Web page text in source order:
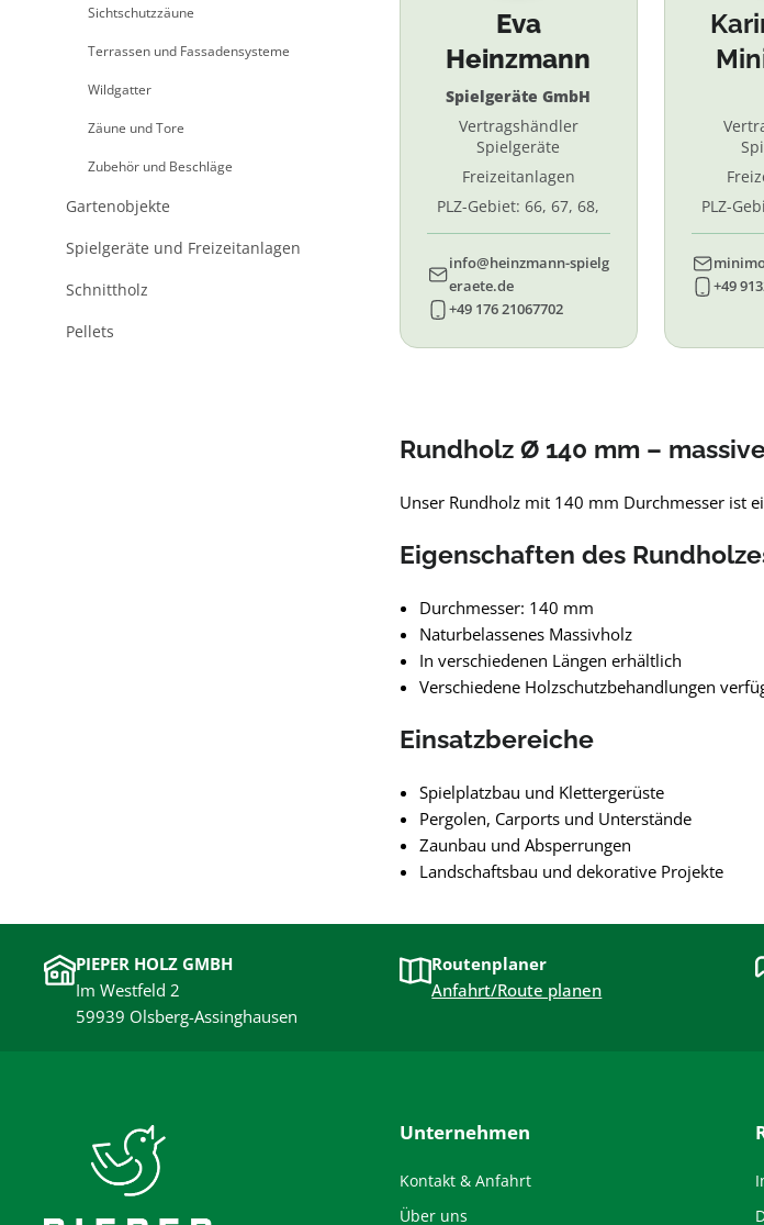
Sichtschutzzäune
Terrassen und Fassadensysteme
Wildgatter
Zäune und Tore
Zubehör und Beschläge
Gartenobjekte
Spielgeräte und Freizeitanlagen
Schnittholz
Pellets
Eva
Heinzmann
Spielgeräte GmbH
Vertragshändler
Spielgeräte
Freizeitanlagen
PLZ-Gebiet: 66, 67, 68,
info@heinzmann-spielg
eraete.de
+49 176 21067702
PLZ-
+49
Rundholz Ø 140 mm –
Unser Rundholz mit 140 mm Durchmesser ist
Eigenschaften des
Durchmesser: 140 mm
Naturbelassenes Massivholz
In verschiedenen Längen erhältlich
Verschiedene Holzschutzbehandlungen
Einsatzbereiche
Spielplatzbau und Klettergerüste
Pergolen, Carports und Unterstände
Zaunbau und Absperrungen
Landschaftsbau und dekorative Projekte
PIEPER HOLZ GMBH
Im Westfeld 2
59939 Olsberg-Assinghausen
Routenplaner
Anfahrt/Route planen
Unternehmen
Kontakt & Anfahrt
Über uns